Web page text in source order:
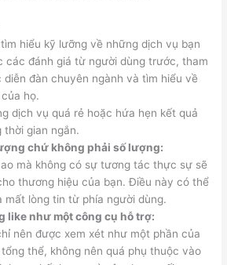
hiểu kỹ lưỡng về những dịch vụ bạn
các đánh giá từ người dùng trước, tham
đàn chuyên ngành và tìm hiểu về
họ.
dịch vụ quá rẻ hoặc hứa hẹn kết quả
thời gian ngắn.
chứ không phải số lượng:
mà không có sự tương tác thực sự sẽ
thương hiệu của bạn. Điều này có thể
mất lòng tin từ phía người dùng.
like như một công cụ hỗ trợ:
nên được xem xét như một phần của
thể, không nên quá phụ thuộc vào